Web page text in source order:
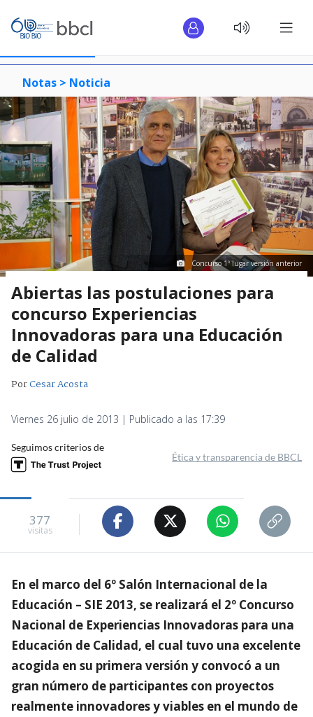
Notas > Noticia
Concurso 1º lugar versión anterior
Abiertas las postulaciones para
concurso Experiencias
Innovadoras para una Educación
de Calidad
PorCesar Acosta
Viernes 26 julio de 2013 | Publicado a las 17:39
Seguimos criterios de
Ética y transparencia de BBCL
377
visitas
En el marco del 6º Salón Internacional de la
Educación – SIE 2013, se realizará el 2º Concurso
Nacional de Experiencias Innovadoras para una
Educación de Calidad, el cual tuvo una excelente
acogida en su primera versión y convocó a un
gran número de participantes con proyectos
realmente innovadores y viables en el mundo de